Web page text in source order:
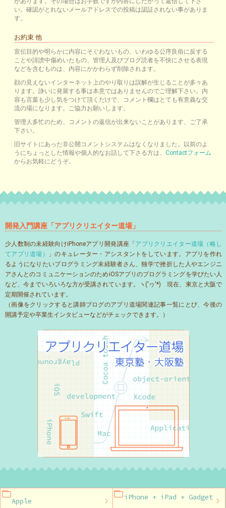
い。確認がとれないメールアドレスでの投稿は認証されない事がありま
す。
お約束 他
宣伝目的や明らかに内容にそぐわないもの、いわゆる公序良俗に反する
ことや誹謗中傷めいたもの、管理人及びブログ読者を不快にさせる表現
などを含むものは、内容にかかわらず削除されます。
顔の見えないインターネット上のやり取りは誤解が生じることが多々あ
ります。諍いに発展する事は本意ではありませんのでご理解下さい。内
容も言葉も少し気をつけて頂くだけで、コメント欄はとても有意義な交
流の場になります。ご協力お願いします。
管理人多忙のため、コメントの返信が出来ないことがあります、ご了承
下さい。
旧サイトにあった非公開コメントシステムはなくなりました。以前のよ
うにちょっとした情報や個人的なお話して下さる方は、 Contactフォーム
からお気軽にどうぞ。
開発入門講座「アプリクリエイター道場」
少人数制の未経験向けiPhoneアプリ開発講座「 アプリクリエイター道場（略し
てアプリ道場）
」のキュレーター・アシスタントをしています。アプリを作れ
るようになりたいプログラミング未経験者さん、独学で挫折した人やエンジニ
アさんとのコミュニケーションのためiOSアプリのプログラミングを学びたい人
など、今までいろいろな方が受講されています。ヽ('ヮ'*)ゝ現在、東京と大阪で
定期開催されています。
（画像をクリックすると講師ブログのアプリ道場関連記事一覧にとび、今後の
開講予定や卒業生インタビューなどがチェックできます。）
Apple iPhone + iPad + Gadget